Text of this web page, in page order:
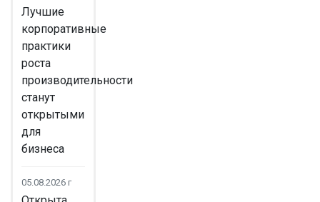
Лучшие
корпоративные
практики
роста
производительности
станут
открытыми
для
бизнеса
05.08.2026 г